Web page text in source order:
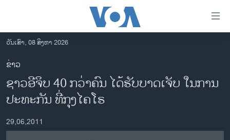
ເຂົ້າ
ຫາ
ຂ້າມ
ຂ້າມ
ຂ້າມ
ໄປ
ຫາ
ຊອກ
ອາເມຣິກາ
ການເລືອກຕັ້ງ ປະທານາທີບໍດີ ສະຫະລັດ 2024
ຂ່າວ​ຈີນ
ວັນເສົາ, 08 ສິງຫາ 2026
ຂ່າວ
ຊາວອີຈິບ 40 ກວ່າຄົນ ໄດ້ຮັບບາດເຈັບ ໃນການ
ປະທະກັນ ທີ່ກຸງໄຄໂຣ
29,06,2011